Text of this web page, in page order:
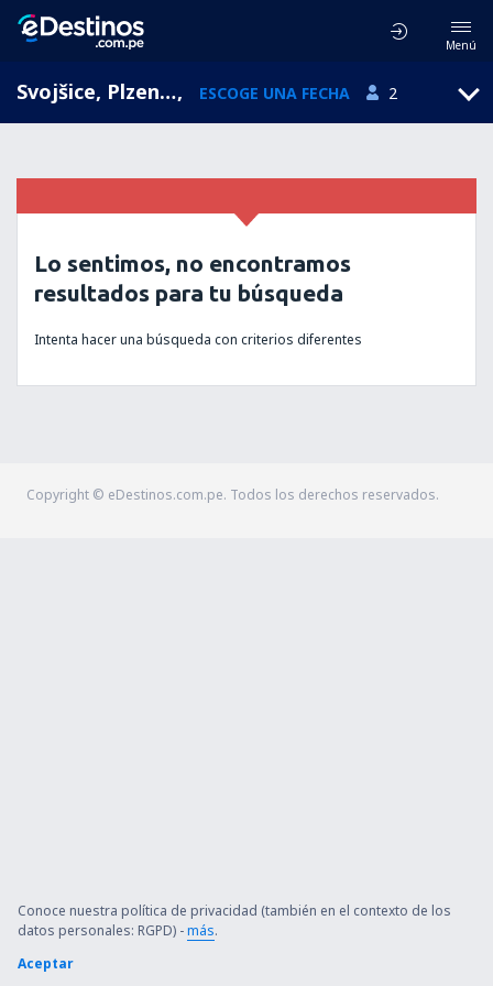
Menú
Svojšice, Plzensky, República Checa, ESCOGE UNA FECHA 2
Lo sentimos, no encontramos
resultados para tu búsqueda
Intenta hacer una búsqueda con criterios diferentes
Copyright © eDestinos.com.pe. Todos los derechos reservados.
Conoce nuestra política de privacidad (también en el contexto de los
datos personales: RGPD) -más.
Aceptar